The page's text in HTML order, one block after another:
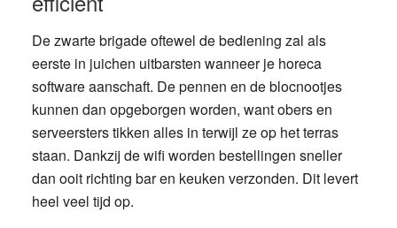
De zwarte brigade oftewel de bediening zal als
eerste in juichen uitbarsten wanneer je horeca
software aanschaft. De pennen en de blocnootjes
kunnen dan opgeborgen worden, want obers en
serveersters tikken alles in terwijl ze op het terras
staan. Dankzij de wifi worden bestellingen sneller
dan ooit richting bar en keuken verzonden. Dit levert
heel veel tijd op.